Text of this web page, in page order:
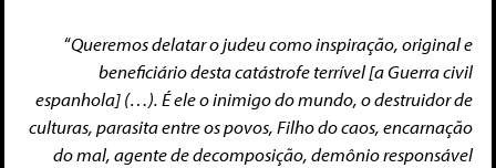
“Queremos delatar o judeu como inspiração, original e
beneficiário desta catástrofe terrível [a Guerra civil
espanhola] (…). É ele o inimigo do mundo, o destruidor de
culturas, parasita entre os povos, Filho do caos, encarnação
do mal, agente de decomposição, demônio responsável